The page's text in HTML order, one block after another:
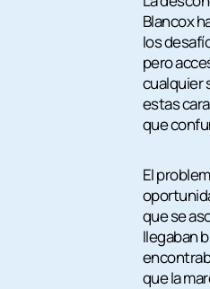
Blancox
los
pero
cualquier
estas
que
El
que se
llegaban
que la